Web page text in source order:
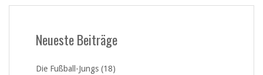
Neueste Beiträge
Die Fußball-Jungs (18)